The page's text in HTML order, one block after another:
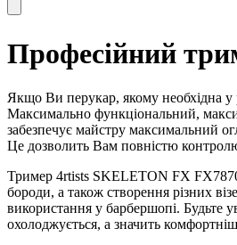
Професійний
Якщо Ви перукар, якому необхідна у
Максимально функціональний,
забезпечує майстру максимальний
Це дозволить Вам повністю
Тример 4rtists SKELETON FX
бороди, а також створення різних
використання у барбершопі. Будьте
охолоджується, а значить